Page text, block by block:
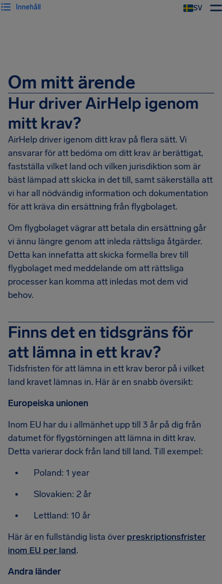
SV
Innehåll
Om mitt ärende
Hur driver AirHelp igenom
mitt krav?
AirHelp driver igenom ditt krav på flera sätt. Vi
ansvarar för att bedöma om ditt krav är berättigat,
fastställa vilket land och vilken jurisdiktion som är
bäst lämpad att skicka in det till, samt säkerställa att
vi har all nödvändig information och dokumentation
för att kräva din ersättning från flygbolaget.
Om flygbolaget vägrar att betala din ersättning går
vi ännu längre genom att inleda rättsliga åtgärder.
Detta kan innefatta att skicka formella brev till
flygbolaget med meddelande om att rättsliga
processer kan komma att inledas mot dem vid
behov.
Finns det en tidsgräns för
att lämna in ett krav?
Tidsfristen för att lämna in ett krav beror på i vilket
land kravet lämnas in. Här är en snabb översikt:
Europeiska unionen
Inom EU har du i allmänhet upp till 3 år på dig från
datumet för flygstörningen att lämna in ditt krav.
Detta varierar dock från land till land. Till exempel:
Poland: 1 year
Slovakien: 2 år
Lettland: 10 år
Här är en fullständig lista över preskriptionsfrister
inom EU per land.
Andra länder